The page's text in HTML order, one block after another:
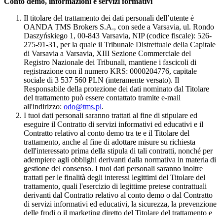
Il titolare del trattamento dei dati personali dell’utente è
OANDA TMS Brokers S.A., con sede a Varsavia, ul. Rondo
Daszyńskiego 1, 00-843 Varsavia, NIP (codice fiscale): 526-
275-91-31, per la quale il Tribunale Distrettuale della Capitale
di Varsavia a Varsavia, XIII Sezione Commerciale del
Registro Nazionale dei Tribunali, mantiene i fascicoli di
registrazione con il numero KRS: 0000204776, capitale
sociale di 3 537 560 PLN (interamente versato). Il
Responsabile della protezione dei dati nominato dal Titolare
del trattamento può essere contattato tramite e-mail
all'indirizzo: odo@tms.pl.
I tuoi dati personali saranno trattati al fine di stipulare ed
eseguire il Contratto di servizi informativi ed educativi e il
Contratto relativo al conto demo tra te e il Titolare del
trattamento, anche al fine di adottare misure su richiesta
dell'interessato prima della stipula di tali contratti, nonché per
adempiere agli obblighi derivanti dalla normativa in materia di
gestione del consenso. I tuoi dati personali saranno inoltre
trattati per le finalità degli interessi legittimi del Titolare del
trattamento, quali l'esercizio di legittime pretese contrattuali
derivanti dal Contratto relativo al conto demo o dal Contratto
di servizi informativi ed educativi, la sicurezza, la prevenzione
delle frodi o il marketing diretto del Titolare del trattamento e